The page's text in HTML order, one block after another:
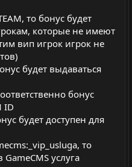
то бонус будет
которые не имеют
вип игрок игрок не
будет выдаваться
бонус
ID
будет доступен для
то
услуга